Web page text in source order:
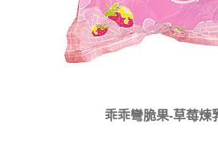
乖乖彎脆果-草莓煉